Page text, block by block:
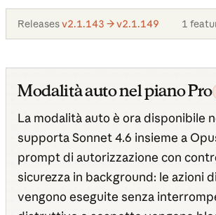
Releasesv2.1.143 → v2.1.149 1
Modalità auto nel piano Pro
La modalità auto è ora disponibile
supporta Sonnet 4.6 insieme a
prompt di autorizzazione con
sicurezza in background: le azioni
vengono eseguite senza